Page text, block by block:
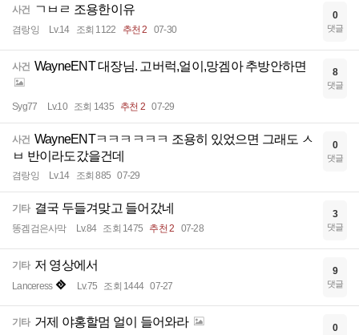
사건 ㄱㅂㄹ 조용한이유
겸랑잉 Lv.14 조회 1122 추천 2 07-30
0
댓글
사건 WayneENT 대장님. 고버럭,얼이,망겜아 추방안하면
Syg77 Lv.10 조회 1435 추천 2 07-29
8
댓글
사건 WayneENTㅋㅋㅋㅋㅋㅋ 조용히 있었으면 그래도 ㅅ
ㅂ 반이라도갔을건데
겸랑잉 Lv.14 조회 885 07-29
0
댓글
기타 결국 두들겨맞고 들어갔네
똥겜검은사막 Lv.84 조회 1475 추천 2 07-28
3
댓글
기타 저 영상에서
Lanceress Lv.75 조회 1444 07-27
9
댓글
기타 거제 야홍할멈 얼이 들어와라 0